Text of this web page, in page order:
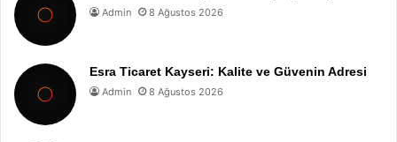
Admin 8 Ağustos 2026
Esra Ticaret Kayseri: Kalite ve Güvenin Adresi
Admin 8 Ağustos 2026